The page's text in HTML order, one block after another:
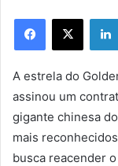
Facebook
X
A estrela do
assinou um
gigante chinesa
mais
busca reacender